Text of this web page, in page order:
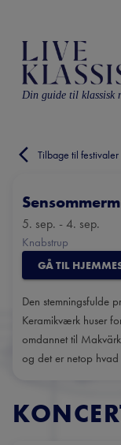
Din guide til klassisk
Tilbage til festivaler
5. sep. - 4. sep.
Knabstrup
GÅ TIL
Den stemningsfulde
Keramikværk huser
omdannet til
og det er netop